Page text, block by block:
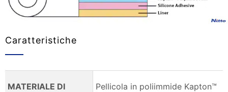
Caratteristiche
MATERIALE DI
Pellicola in poliimmide Kapton™